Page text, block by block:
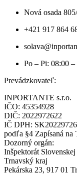
Nová osada
+421 917 864
Po – Pi: 08:00
Prevádzkovateľ:
INPORTANTE s.r.o.
IČO: 45354928
DIČ: 2022972622
IČ DPH:
podľa §4 Zapísaná na
Dozorný orgán:
Inšpektorát
Trnavský kraj
Pekárska 23, 917 01